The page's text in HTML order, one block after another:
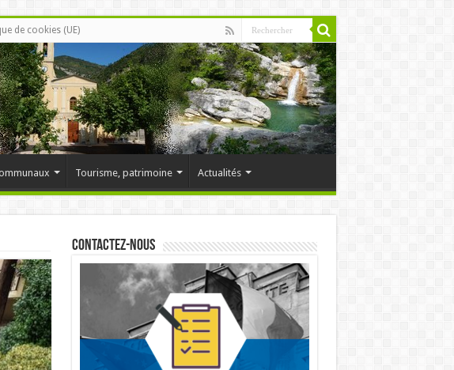
de cookies (UE)
Tourisme, patrimoine Actualités
Contactez-nous